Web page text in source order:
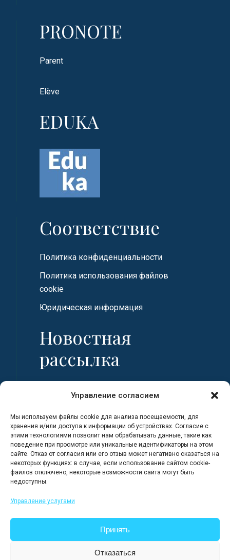
Управление согласием
Мы используем файлы cookie для анализа посещаемости, для
хранения и/или доступа к информации об устройствах. Согласие с
этими технологиями позволит нам обрабатывать данные, такие как
поведение при просмотре или уникальные идентификаторы на этом
сайте. Отказ от согласия или его отзыв может негативно сказаться на
некоторых функциях: в случае, если использование сайтом cookie-
файлов отключено, некоторые возможности сайта могут быть
недоступны.
Управление услугами
Принять
Отказаться
PRONOTE
Parent
Elève
EDUKA
Соответствие
Политика конфиденциальности
Политика использования файлов
cookie
Юридическая информация
Новостная
рассылка
Фамилия
Адрес электронной почты
ознакомившись с Политикой